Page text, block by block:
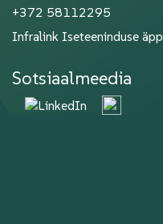
+372 58112295
Infralink Iseteeninduse äpp
Sotsiaalmeedia